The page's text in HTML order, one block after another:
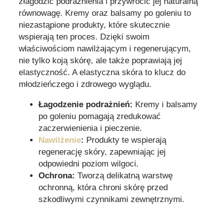
równowagę. Kremy oraz balsamy po goleniu to
niezastąpione produkty, które skutecznie
wspierają ten proces. Dzięki swoim
właściwościom nawilżającym i regenerującym,
nie tylko koją skórę, ale także poprawiają jej
elastyczność. A elastyczna skóra to klucz do
młodzieńczego i zdrowego wyglądu.
Łagodzenie podrażnień: Kremy i balsamy
po goleniu pomagają zredukować
zaczerwienienia i pieczenie.
Nawilżenie: Produkty te wspierają
regenerację skóry, zapewniając jej
odpowiedni poziom wilgoci.
Ochrona: Tworzą delikatną warstwę
ochronną, która chroni skórę przed
szkodliwymi czynnikami zewnętrznymi.